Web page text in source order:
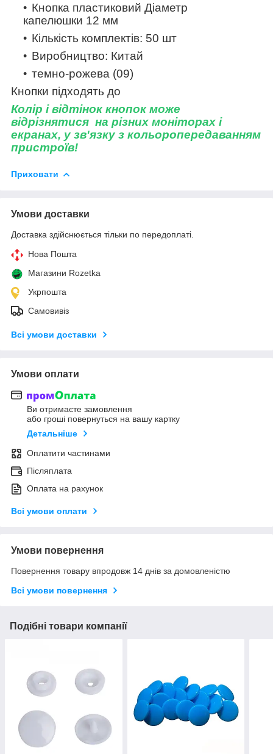
Кнопка пластиковий Діаметр
капелюшки 12 мм
Кількість комплектів: 50 шт
Виробництво: Китай
темно-рожева (09)
Кнопки підходять до
Колір і відтінок кнопок може
відрізнятися на різних моніторах і
екранах, у зв'язку з кольоропередаванням
пристроїв!
Приховати
Умови доставки
Доставка здійснюється тільки по передоплаті.
Нова Пошта
Магазини Rozetka
Укрпошта
Самовивіз
Всі умови доставки
Умови оплати
Ви отримаєте замовлення
або гроші повернуться на вашу картку
Детальніше
Оплатити частинами
Післяплата
Оплата на рахунок
Всі умови оплати
Умови повернення
Повернення товару впродовж 14 днів за домовленістю
Всі умови повернення
Подібні товари компанії